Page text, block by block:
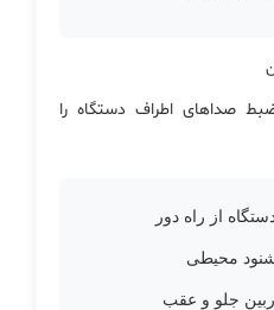
صداهای اطراف دستگاه را
از راه دور
محیطی
جلو و عقب